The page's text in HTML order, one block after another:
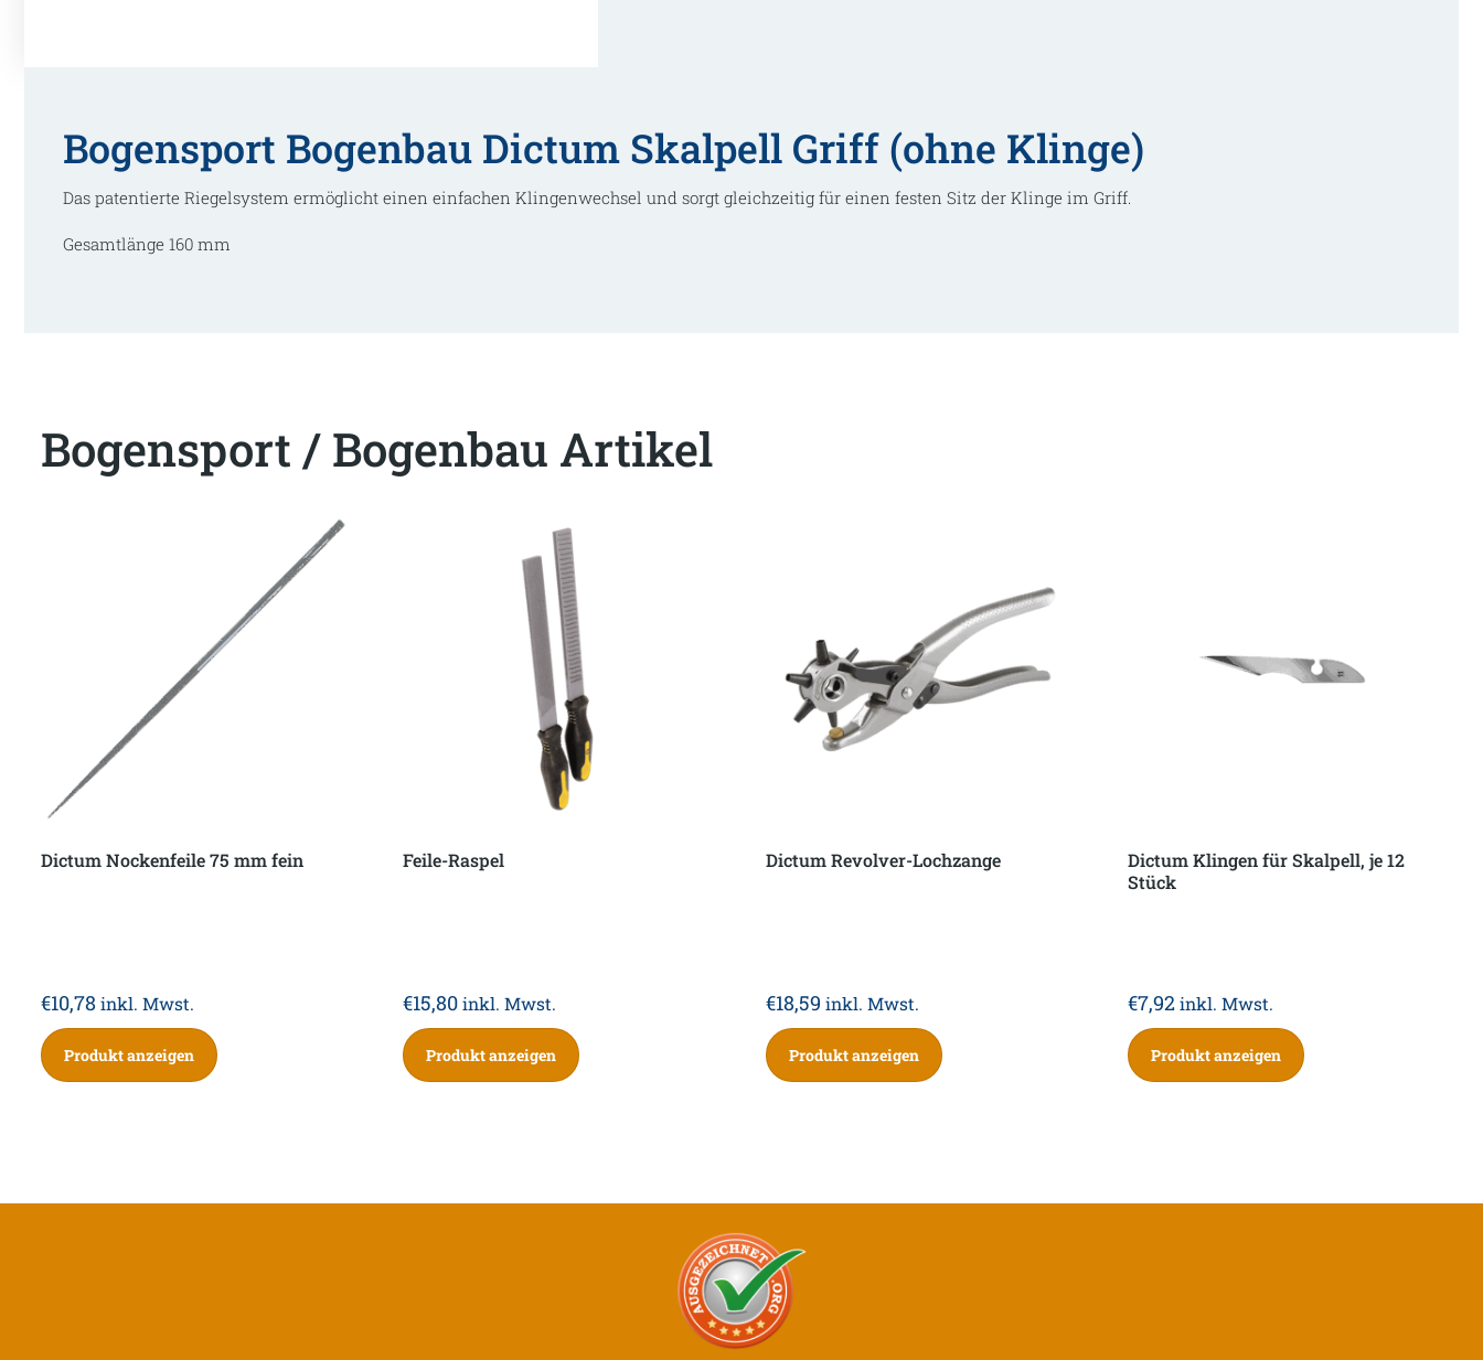
Bogensport Bogenbau Dictum Skalpell Griff (ohne Klinge)
Das patentierte Riegelsystem ermöglicht einen einfachen Klingenwechsel und sorgt gleichzeitig für einen festen Sitz der Klinge im Griff.
Gesamtlänge 160 mm
Bogensport / Bogenbau Artikel
Dictum Nockenfeile 75 mm fein
€10,78 inkl. Mwst.
Produkt anzeigen
Feile-Raspel
€15,80 inkl. Mwst.
Produkt anzeigen
Dictum Revolver-Lochzange
€18,59 inkl. Mwst.
Produkt anzeigen
Dictum Klingen für Skalpell, je 12
Stück
€7,92inkl. Mwst.
Produkt anzeigen